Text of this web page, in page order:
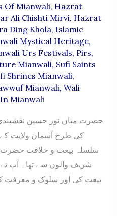
Of Mianwali, Hazrat
Ali Chishti Mirvi, Hazrat
Ding Khola, Islamic
Mystical Heritage,
Urs Festivals, Pirs,
Mianwali, Sufi Saints
Shrines Mianwali,
Mianwali, Wali
Mianwali
کی طرح آسمان ولایت
سلسلہ بیعت و خلافت حضرت
شریف والوں سے تھا۔ آپ
بیعت کی اور سلوک و معرفت